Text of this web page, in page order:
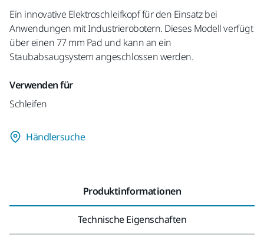
Ein innovative Elektroschleifkopf für den Einsatz bei
Anwendungen mit Industrierobotern. Dieses Modell verfügt
über einen 77 mm Pad und kann an ein
Staubabsaugsystem angeschlossen werden.
Verwenden für
Schleifen
Händlersuche
Produktinformationen
Technische Eigenschaften